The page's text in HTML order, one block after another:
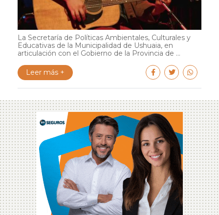
La Secretaría de Políticas Ambientales, Culturales y
Educativas de la Municipalidad de Ushuaia, en
articulación con el Gobierno de la Provincia de ...
Leer más +